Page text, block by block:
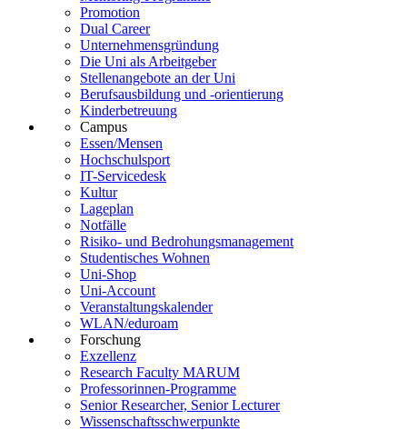
Promotion
Dual Career
Unternehmensgründung
Die Uni als Arbeitgeber
Stellenangebote an der Uni
Berufsausbildung und -orientierung
Kinderbetreuung
Campus
Essen/Mensen
Hochschulsport
IT-Servicedesk
Kultur
Lageplan
Notfälle
Risiko- und Bedrohungsmanagement
Studentisches Wohnen
Uni-Shop
Uni-Account
Veranstaltungskalender
WLAN/eduroam
Forschung
Exzellenz
Research Faculty MARUM
Professorinnen-Programme
Senior Researcher, Senior Lecturer
Wissenschaftsschwerpunkte